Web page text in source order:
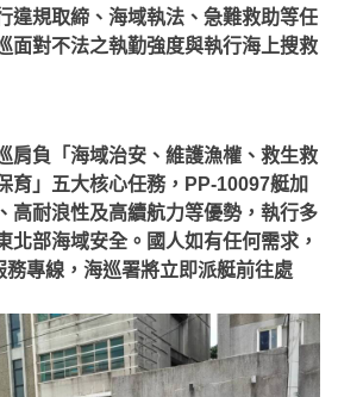
違規取締、海域執法、急難救助等任
面對不法之執勤強度與執行海上搜救
肩負「海域治安、維護漁權、救生救
育」五大核心任務，PP-10097艇加
高耐浪性及高續航力等優勢，執行多
北部海域安全。國人如有任何需求，
務專線，海巡署將立即派艇前往處